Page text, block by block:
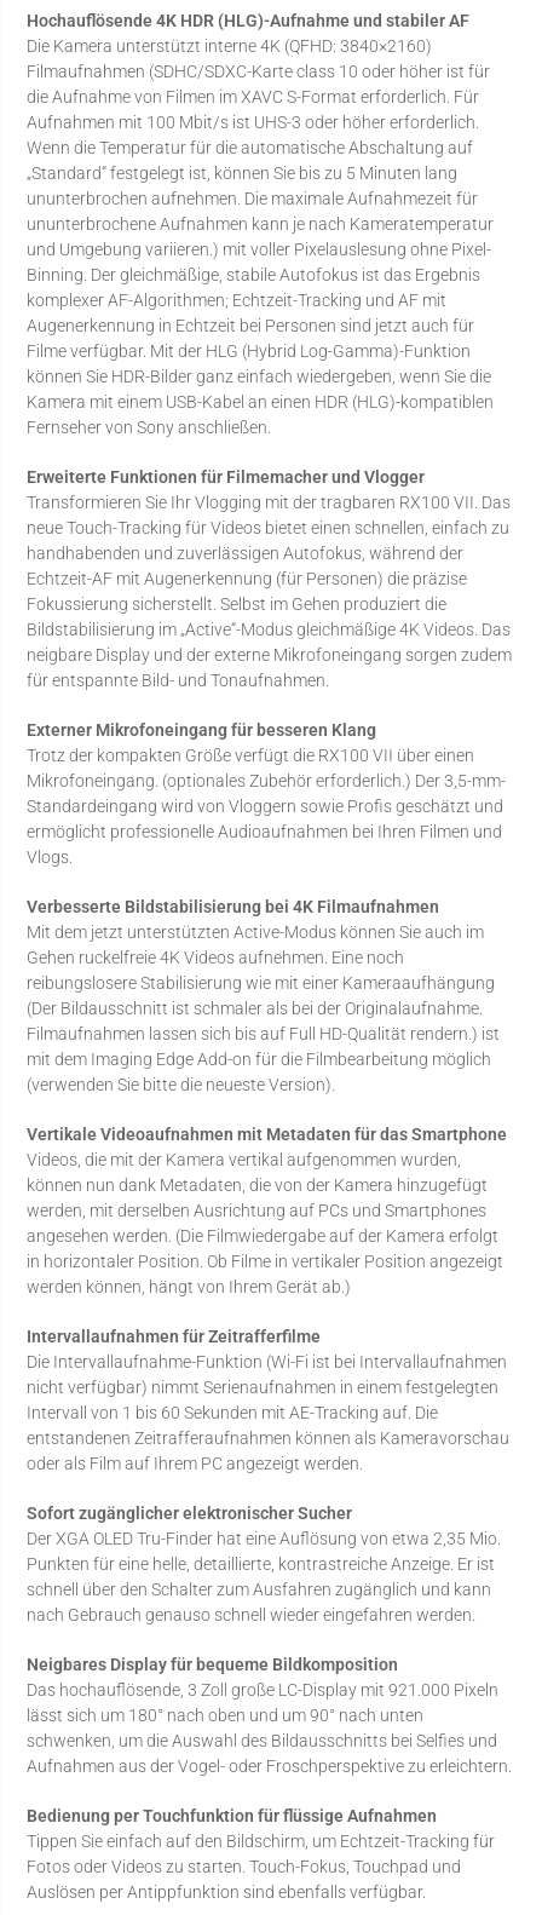
Hochauflösende 4K HDR (HLG)-Aufnahme und stabiler AF
Die Kamera unterstützt interne 4K (QFHD: 3840×2160)
Filmaufnahmen (SDHC/SDXC-Karte class 10 oder höher ist für
die Aufnahme von Filmen im XAVC S-Format erforderlich. Für
Aufnahmen mit 100 Mbit/s ist UHS-3 oder höher erforderlich.
Wenn die Temperatur für die automatische Abschaltung auf
„Standard“ festgelegt ist, können Sie bis zu 5 Minuten lang
ununterbrochen aufnehmen. Die maximale Aufnahmezeit für
ununterbrochene Aufnahmen kann je nach Kameratemperatur
und Umgebung variieren.) mit voller Pixelauslesung ohne Pixel-
Binning. Der gleichmäßige, stabile Autofokus ist das Ergebnis
komplexer AF-Algorithmen; Echtzeit-Tracking und AF mit
Augenerkennung in Echtzeit bei Personen sind jetzt auch für
Filme verfügbar. Mit der HLG (Hybrid Log-Gamma)-Funktion
können Sie HDR-Bilder ganz einfach wiedergeben, wenn Sie die
Kamera mit einem USB-Kabel an einen HDR (HLG)-kompatiblen
Fernseher von Sony anschließen.
Erweiterte Funktionen für Filmemacher und Vlogger
Transformieren Sie Ihr Vlogging mit der tragbaren RX100 VII. Das
neue Touch-Tracking für Videos bietet einen schnellen, einfach zu
handhabenden und zuverlässigen Autofokus, während der
Echtzeit-AF mit Augenerkennung (für Personen) die präzise
Fokussierung sicherstellt. Selbst im Gehen produziert die
Bildstabilisierung im „Active“-Modus gleichmäßige 4K Videos. Das
neigbare Display und der externe Mikrofoneingang sorgen zudem
für entspannte Bild- und Tonaufnahmen.
Externer Mikrofoneingang für besseren Klang
Trotz der kompakten Größe verfügt die RX100 VII über einen
Mikrofoneingang. (optionales Zubehör erforderlich.) Der 3,5-mm-
Standardeingang wird von Vloggern sowie Profis geschätzt und
ermöglicht professionelle Audioaufnahmen bei Ihren Filmen und
Vlogs.
Verbesserte Bildstabilisierung bei 4K Filmaufnahmen
Mit dem jetzt unterstützten Active-Modus können Sie auch im
Gehen ruckelfreie 4K Videos aufnehmen. Eine noch
reibungslosere Stabilisierung wie mit einer Kameraaufhängung
(Der Bildausschnitt ist schmaler als bei der Originalaufnahme.
Filmaufnahmen lassen sich bis auf Full HD-Qualität rendern.) ist
mit dem Imaging Edge Add-on für die Filmbearbeitung möglich
(verwenden Sie bitte die neueste Version).
Vertikale Videoaufnahmen mit Metadaten für das Smartphone
Videos, die mit der Kamera vertikal aufgenommen wurden,
können nun dank Metadaten, die von der Kamera hinzugefügt
werden, mit derselben Ausrichtung auf PCs und Smartphones
angesehen werden. (Die Filmwiedergabe auf der Kamera erfolgt
in horizontaler Position. Ob Filme in vertikaler Position angezeigt
werden können, hängt von Ihrem Gerät ab.)
Intervallaufnahmen für Zeitrafferfilme
Die Intervallaufnahme-Funktion (Wi-Fi ist bei Intervallaufnahmen
nicht verfügbar) nimmt Serienaufnahmen in einem festgelegten
Intervall von 1 bis 60 Sekunden mit AE-Tracking auf. Die
entstandenen Zeitrafferaufnahmen können als Kameravorschau
oder als Film auf Ihrem PC angezeigt werden.
Sofort zugänglicher elektronischer Sucher
Der XGA OLED Tru-Finder hat eine Auflösung von etwa 2,35 Mio.
Punkten für eine helle, detaillierte, kontrastreiche Anzeige. Er ist
schnell über den Schalter zum Ausfahren zugänglich und kann
nach Gebrauch genauso schnell wieder eingefahren werden.
Neigbares Display für bequeme Bildkomposition
Das hochauflösende, 3 Zoll große LC-Display mit 921.000 Pixeln
lässt sich um 180° nach oben und um 90° nach unten
schwenken, um die Auswahl des Bildausschnitts bei Selfies und
Aufnahmen aus der Vogel- oder Froschperspektive zu erleichtern.
Bedienung per Touchfunktion für flüssige Aufnahmen
Tippen Sie einfach auf den Bildschirm, um Echtzeit-Tracking für
Fotos oder Videos zu starten. Touch-Fokus, Touchpad und
Auslösen per Antippfunktion sind ebenfalls verfügbar.